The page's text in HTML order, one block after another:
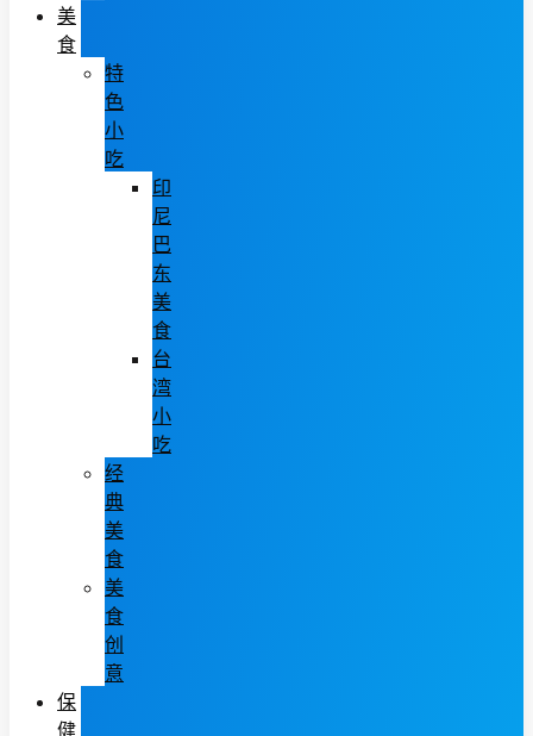
美
食
特
色
小
吃
印
尼
巴
东
美
食
台
湾
小
吃
经
典
美
食
美
食
创
意
保
健